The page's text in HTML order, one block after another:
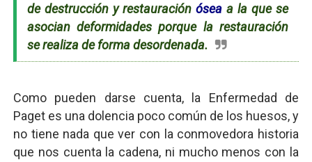
de destrucción y restauración ósea a la que se
asocian deformidades porque la restauración
se realiza de forma desordenada.
Como pueden darse cuenta, la Enfermedad de
Paget es una dolencia poco común de los huesos, y
no tiene nada que ver con la conmovedora historia
que nos cuenta la cadena, ni mucho menos con la